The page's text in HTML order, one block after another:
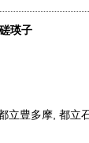
瑛子
立豊多摩, 都立